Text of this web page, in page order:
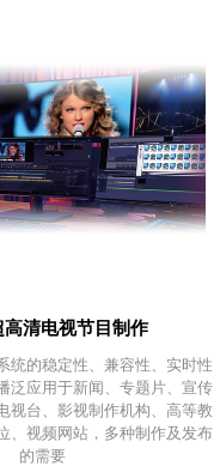
清电视节目制作
统的稳定性、兼容性、实时性
泛应用于新闻、专题片、宣传
视台、影视制作机构、高等教
、视频网站，多种制作及发布
的需要